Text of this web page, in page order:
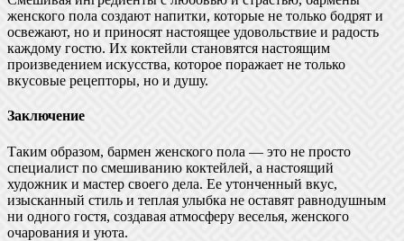
женского пола создают напитки, которые не только бодрят и
освежают, но и приносят настоящее удовольствие и радость
каждому гостю. Их коктейли становятся настоящим
произведением искусства, которое поражает не только
вкусовые рецепторы, но и душу.
Заключение
Таким образом, бармен женского пола — это не просто
специалист по смешиванию коктейлей, а настоящий
художник и мастер своего дела. Ее утонченный вкус,
изысканный стиль и теплая улыбка не оставят равнодушным
ни одного гостя, создавая атмосферу веселья, женского
очарования и уюта.